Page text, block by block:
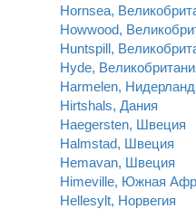
Hornsea,
Howwood,
Huntspill,
Hyde,
Harmelen,
Hirtshals, Дания
Haegersten, Швеция
Halmstad, Швеция
Hemavan, Швеция
Himeville, Южная
Hellesylt, Норвегия